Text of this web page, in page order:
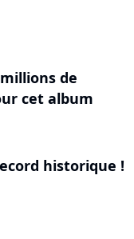
de
cet album
historique !